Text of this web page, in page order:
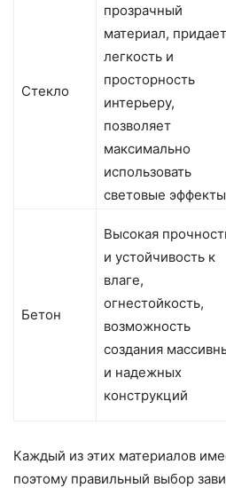
Стекло
прозрачный
материал, придает
легкость и
просторность
интерьеру,
позволяет
максимально
использовать
световые эффекты
Бетон
Высокая
и устойчивость к
влаге,
огнестойкость,
возможность
создания
и надежных
конструкций
Каждый из этих материалов
поэтому правильный выбор